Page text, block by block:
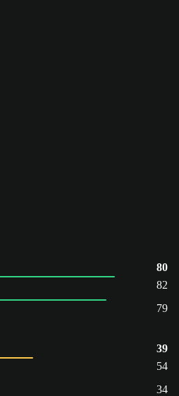
80
82
79
39
54
34